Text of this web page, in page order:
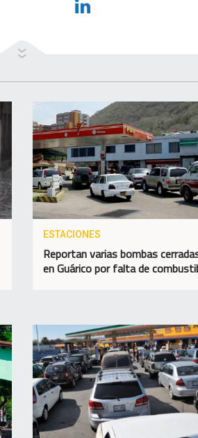
ESTACIONES
Reportan varias bombas
en Guárico por falta de